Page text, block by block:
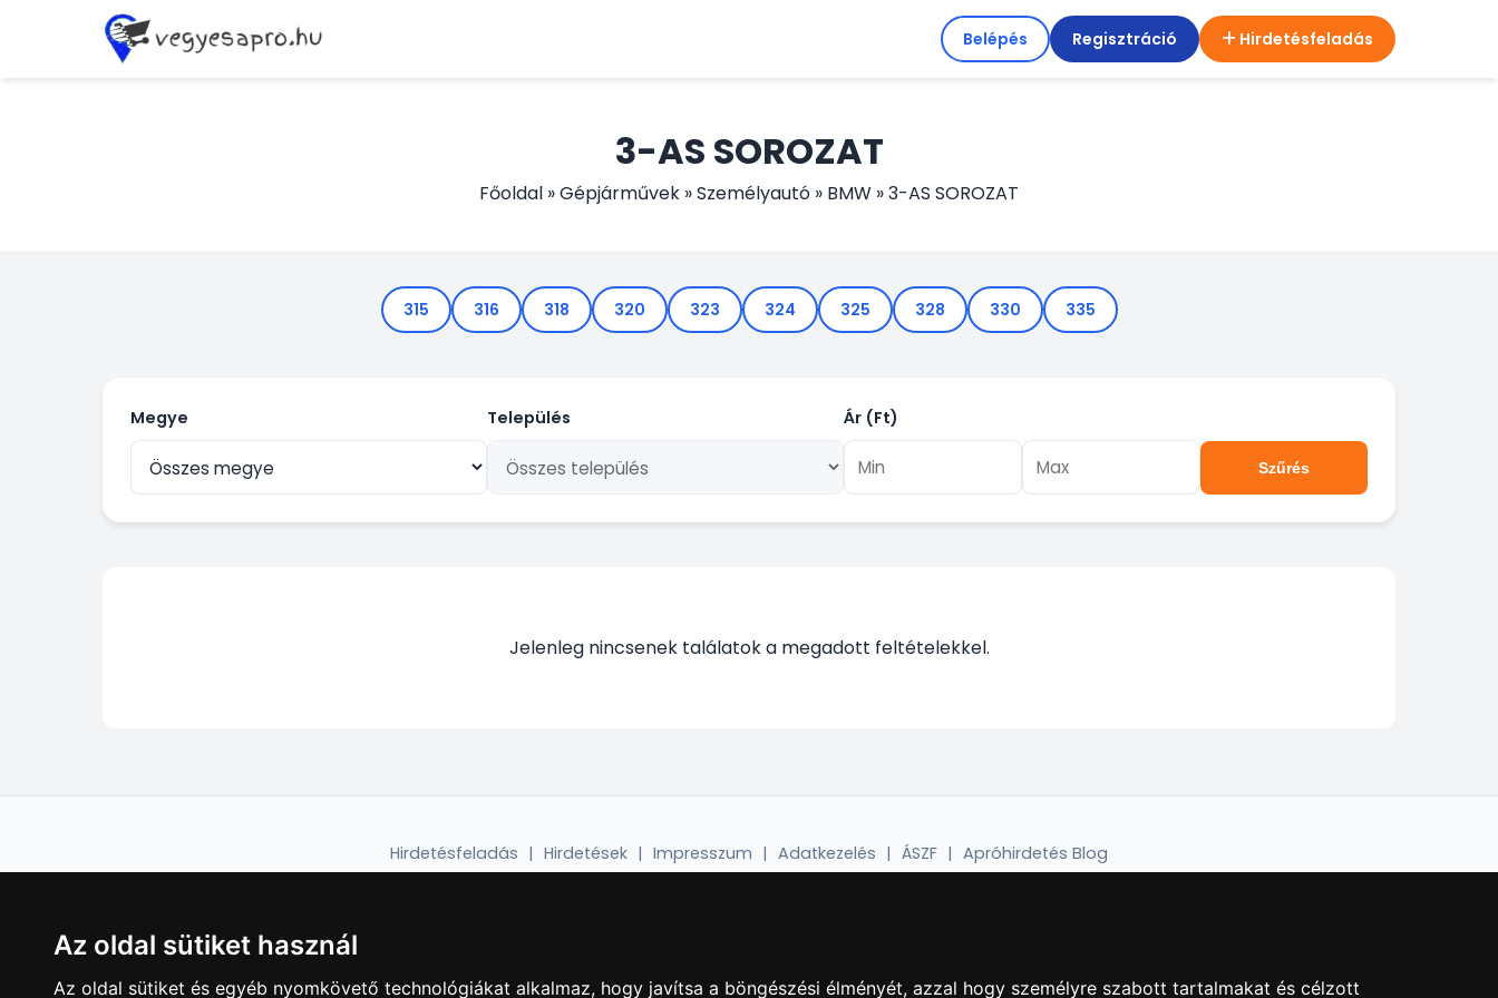
Az oldal sütiket használ
Az oldal sütiket és egyéb nyomkövető technológiákat alkalmaz, hogy javítsa a böngészési élményét, azzal hogy személyre szabott tartalmakat és célzott
Belépés Regisztráció Hirdetésfeladás
3-AS SOROZAT
Főoldal »Gépjárművek »Személyautó » BMW »3-AS SOROZAT
315 316 318 320 323 324 325 328 330 335
Megye Település Ár (Ft)
Szűrés
Jelenleg nincsenek találatok a megadott feltételekkel.
Hirdetésfeladás | Hirdetések | Impresszum | Adatkezelés | ÁSZF | Apróhirdetés Blog